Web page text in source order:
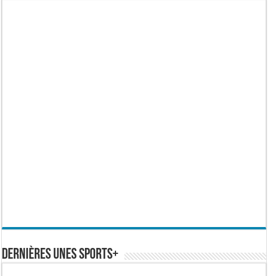
Dernières Unes Sports+